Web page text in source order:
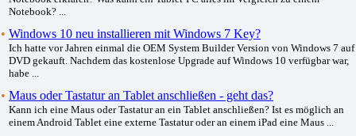
Notebook? ...
• Windows 10 neu installieren mit Windows 7 Key?
Ich hatte vor Jahren einmal die OEM System Builder Version von Windows 7 auf
DVD gekauft. Nachdem das kostenlose Upgrade auf Windows 10 verfügbar war,
habe ...
• Maus oder Tastatur an Tablet anschließen - geht das?
Kann ich eine Maus oder Tastatur an ein Tablet anschließen? Ist es möglich an
einem Android Tablet eine externe Tastatur oder an einem iPad eine Maus ...